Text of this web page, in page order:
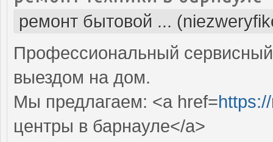
ремонт бытовой ...
Профессиональный
выездом на дом.
Мы предлагаем: <a href=
центры в барнауле</a>